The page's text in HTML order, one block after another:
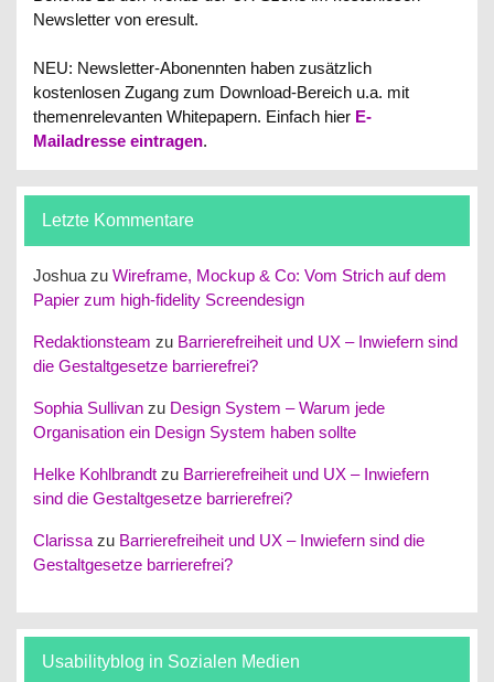
Newsletter von eresult.
NEU: Newsletter-Abonennten haben zusätzlich
kostenlosen Zugang zum Download-Bereich u.a. mit
themenrelevanten Whitepapern. Einfach hier E-
Mailadresse eintragen.
Letzte Kommentare
Joshua zuWireframe, Mockup & Co: Vom Strich auf dem
Papier zum high-fidelity Screendesign
Redaktionsteam zu Barrierefreiheit und UX – Inwiefern sind
die Gestaltgesetze barrierefrei?
Sophia Sullivan zu Design System – Warum jede
Organisation ein Design System haben sollte
Helke Kohlbrandt zu Barrierefreiheit und UX – Inwiefern
sind die Gestaltgesetze barrierefrei?
Clarissa zu Barrierefreiheit und UX – Inwiefern sind die
Gestaltgesetze barrierefrei?
Usabilityblog in Sozialen Medien